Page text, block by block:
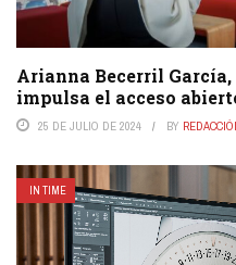
Arianna Becerril
impulsa el acceso
25 DE JULIO DE 2024 BY
IN TIME